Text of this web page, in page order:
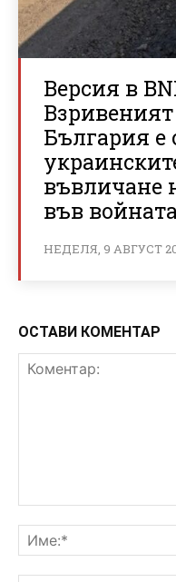
Версия в
България е
въвличане
във
НЕДЕЛЯ, 9 АВГУСТ
ОСТАВИ КОМЕНТАР